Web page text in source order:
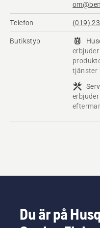
Telefon (019)
Butikstyp
tjänster
Du är på